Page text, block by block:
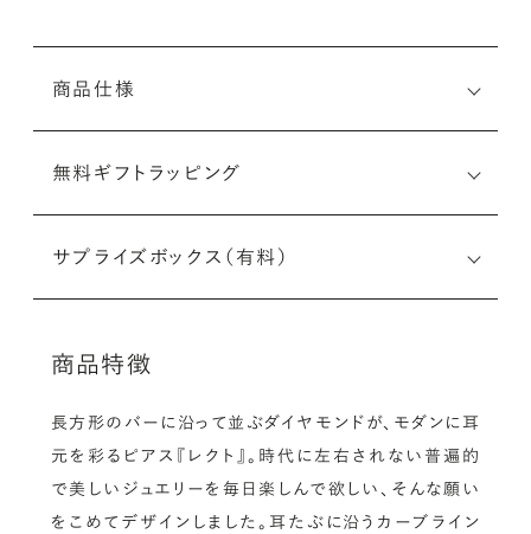
商品仕様
無料ギフトラッピング
サプライズボックス（有料）
商品特徴
長方形のバーに沿って並ぶダイヤモンドが、モダンに耳
元を彩るピアス『レクト』。時代に左右されない普遍的
で美しいジュエリーを毎日楽しんで欲しい、そんな願い
をこめてデザインしました。耳たぶに沿うカーブライン